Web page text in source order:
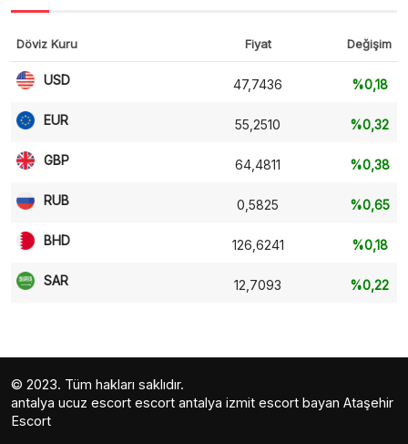
Döviz Kuru Fiyat Değişim
USD 47,7436 %0,18
EUR 55,2510 %0,32
GBP 64,4811 %0,38
RUB 0,5825 %0,65
BHD 126,6241 %0,18
SAR 12,7093 %0,22
© 2023. Tüm hakları saklıdır.
antalya ucuz escort escort antalya izmit escort bayan Ataşehir
Escort